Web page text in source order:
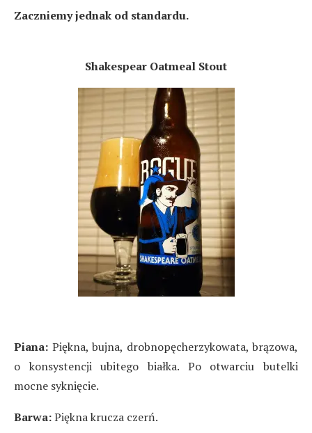
Zaczniemy jednak od standardu.
Shakespear Oatmeal Stout
Piana: Piękna, bujna, drobnopęcherzykowata, brązowa,
o konsystencji ubitego białka. Po otwarciu butelki
mocne syknięcie.
Barwa:Piękna krucza czerń.